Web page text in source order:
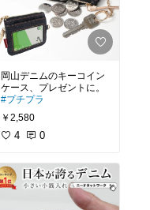
岡山デニムのキーコイン
ケース、プレゼントに。
#プチプラ
￥2,580
4 0